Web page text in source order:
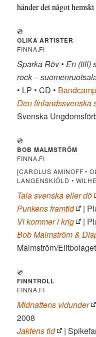
händer det något
💿
OLIKA ARTISTER
FINNA.FI
Sparka Röv • En (till)
rock –
• LP • CD • Bandcamp
Den finlandssvenska
Svenska
💿
BOB MALMSTRÖM
FINNA.FI
[CAROLUS AMINOFF •
LANGENSKIÖLD •
Tala svenska eller dö
Punkens framtid
|
Vi kommer i krig
|
Bob Malmström &
Malmström/
💿
FINNTROLL
FINNA.FI
Midnattens vidunder
2008
Jaktens tid
|